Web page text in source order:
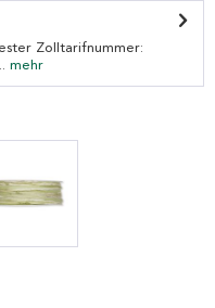
Zolltarifnummer:
mehr